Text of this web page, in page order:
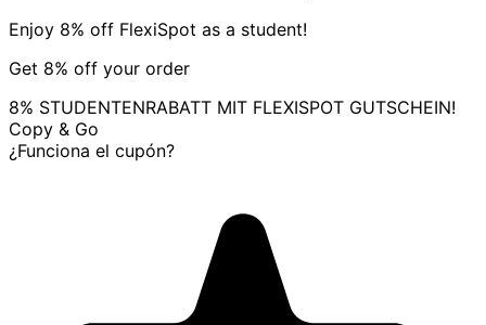
Enjoy 8% off FlexiSpot as a student!
Get 8% off your order
8% STUDENTENRABATT MIT FLEXISPOT GUTSCHEIN!
Copy & Go
¿Funciona el cupón?